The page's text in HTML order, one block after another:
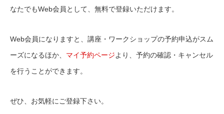
なたでもWeb会員として、無料で登録いただけます。
Web会員になりますと、講座・ワークショップの予約申込がスム
ーズになるほか、 マイ予約ページより、予約の確認・キャンセル
を行うことができます。
ぜひ、お気軽にご登録下さい。